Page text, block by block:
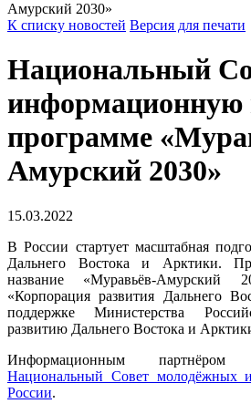
Амурский 2030»
К списку новостей Версия для печати
Национальный
информационную
программе
Амурский 2030»
15.03.2022
В России стартует масштабная
Дальнего Востока и Арктики.
название «Муравьёв-Амурский
«Корпорация развития Дальнего
поддержке Министерства
развитию Дальнего Востока и
Информационным партнёром
Национальный Совет молодёжных
России.